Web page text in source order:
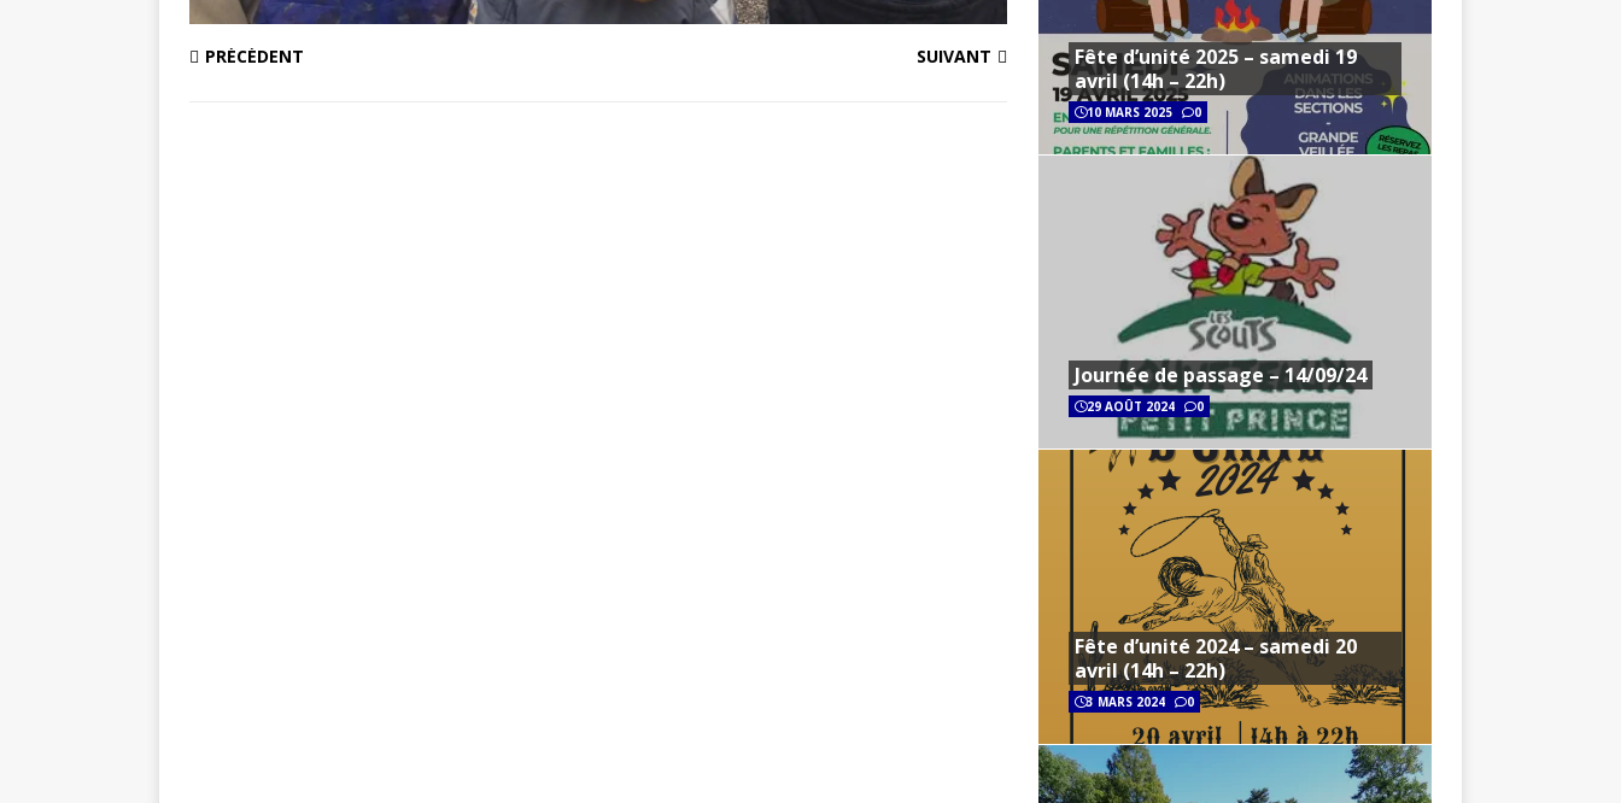
PRÉCÉDENT SUIVANT
Fête d’unité 2025 – samedi 19
avril (14h – 22h)
10 MARS 2025 0
Journée de passage – 14/09/24
29 AOÛT 2024 0
Fête d’unité 2024 – samedi 20
avril (14h – 22h)
3 MARS 2024 0